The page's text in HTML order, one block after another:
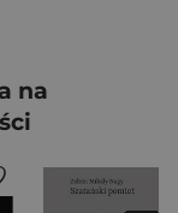
na